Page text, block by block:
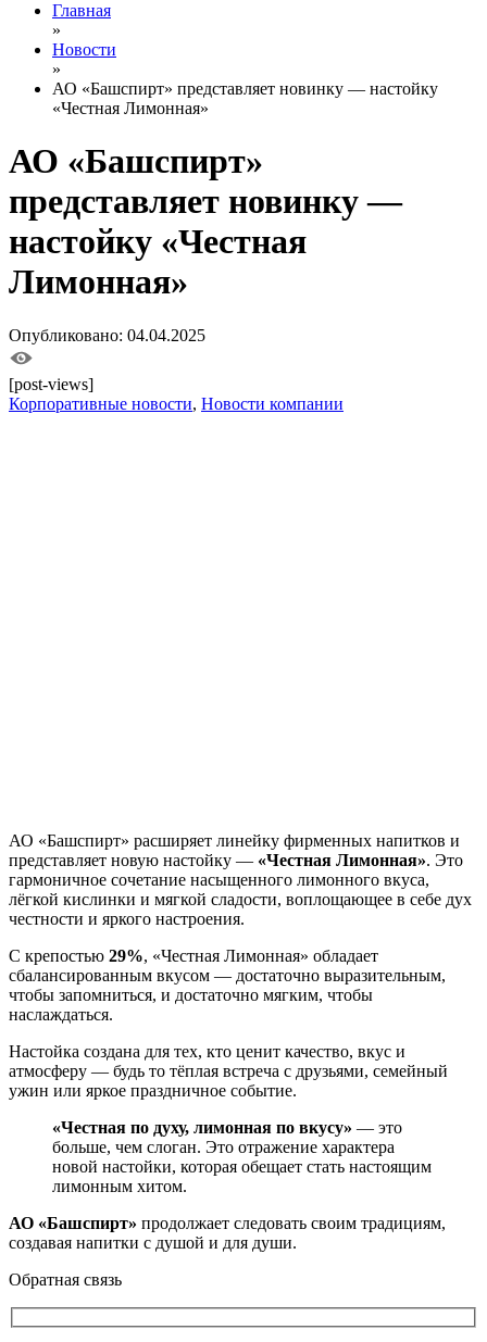
Главная
»
Новости
»
АО «Башспирт» представляет новинку — настойку
«Честная Лимонная»
АО «Башспирт»
представляет новинку —
настойку «Честная
Лимонная»
Опубликовано: 04.04.2025
[post-views]
Корпоративные новости, Новости компании
АО «Башспирт» расширяет линейку фирменных напитков и
представляет новую настойку — «Честная Лимонная». Это
гармоничное сочетание насыщенного лимонного вкуса,
лёгкой кислинки и мягкой сладости, воплощающее в себе дух
честности и яркого настроения.
С крепостью 29%, «Честная Лимонная» обладает
сбалансированным вкусом — достаточно выразительным,
чтобы запомниться, и достаточно мягким, чтобы
наслаждаться.
Настойка создана для тех, кто ценит качество, вкус и
атмосферу — будь то тёплая встреча с друзьями, семейный
ужин или яркое праздничное событие.
«Честная по духу, лимонная по вкусу» — это
больше, чем слоган. Это отражение характера
новой настойки, которая обещает стать настоящим
лимонным хитом.
АО «Башспирт» продолжает следовать своим традициям,
создавая напитки с душой и для души.
Обратная связь